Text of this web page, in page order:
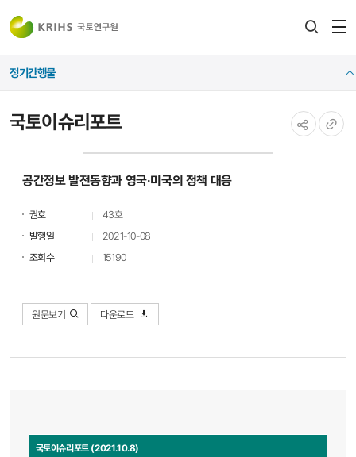
국토이슈리포트
정기간행물
공간정보 발전동향과 영국·미국의 정책 대응
권호
43호
발행일
2021-10-08
조회수
15190
원문보기 다운로드
국토이슈리포트 (2021.10.8)